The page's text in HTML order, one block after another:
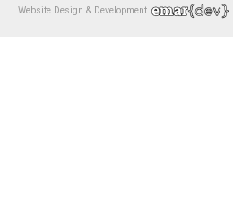
Website Design & Development